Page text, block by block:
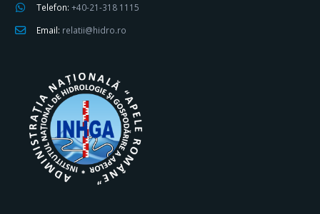
Telefon: +40-21-318 1115
Email: relatii@hidro.ro